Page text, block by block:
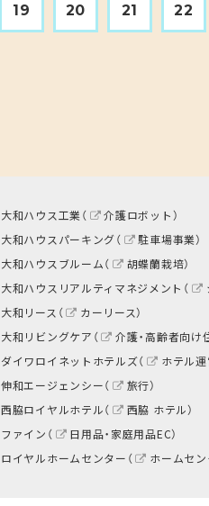
19 20 21 22
大和ハウス工業（ 介護ロボット）
大和ハウスパーキング（
駐車場事業）
大和ハウスブルーム（
胡蝶蘭栽培）
大和ハウスリアルティマネジメント（
大和リース（
カーリース）
大和リビングケア（
介護・高齢者向け
ダイワロイネットホテルズ（
ホテル
伸和エージェンシー（
旅行）
西脇ロイヤルホテル（
西脇 ホテル）
ファイン（
日用品・家庭用品EC）
ロイヤルホームセンター（
ホームセ